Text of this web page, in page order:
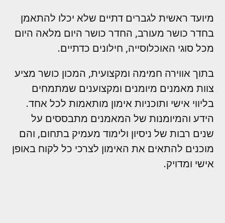
מיועד ראשית לגברים דתיים שלא יכלו להתאמן
בחדר כושר מעורב, החדר כושר היום מלאה היום
מכל סוגי האוכלוסייה, חילונים כדתיים.
בתוך אווירה חמימה ומקצועית, המכון כושר מציע
צוות מאמנים מיומנים ומקצוענים שמתמחים
בליווי אישי ותוכניות אימון מותאמות לכל אחד.
הידע והמיומנות של המאמנים מתבססים על
שנים רבות של ניסיון ולימוד מעמיק בתחום, והם
מוכנים להתאים את האימון לצרכי כל לקוח באופן
אישי ומדויק.